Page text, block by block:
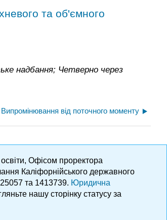
та об'ємного
надбання; Четверно через
від поточного моменту
Офісом проректора
Каліфорнійського державного
та 1413739. Юридична
нашу сторінку статусу за